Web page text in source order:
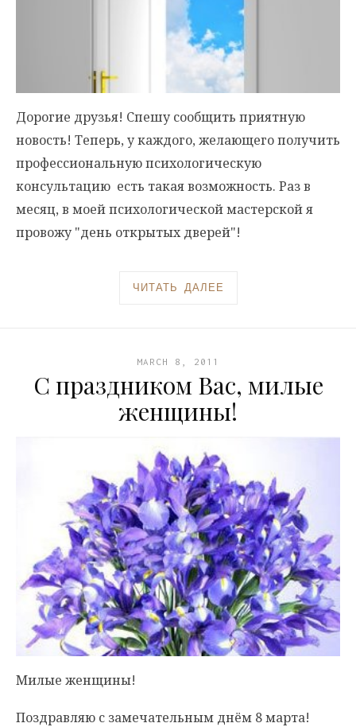
Дорогие друзья! Спешу сообщить приятную
новость! Теперь, у каждого, желающего получить
профессиональную психологическую
консультацию есть такая возможность. Раз в
месяц, в моей психологической мастерской я
провожу "день открытых дверей"!
ЧИТАТЬ ДАЛЕЕ
MARCH 8, 2011
С праздником Вас, милые
женщины!
Милые женщины!
Поздравляю с замечательным днём 8 марта!